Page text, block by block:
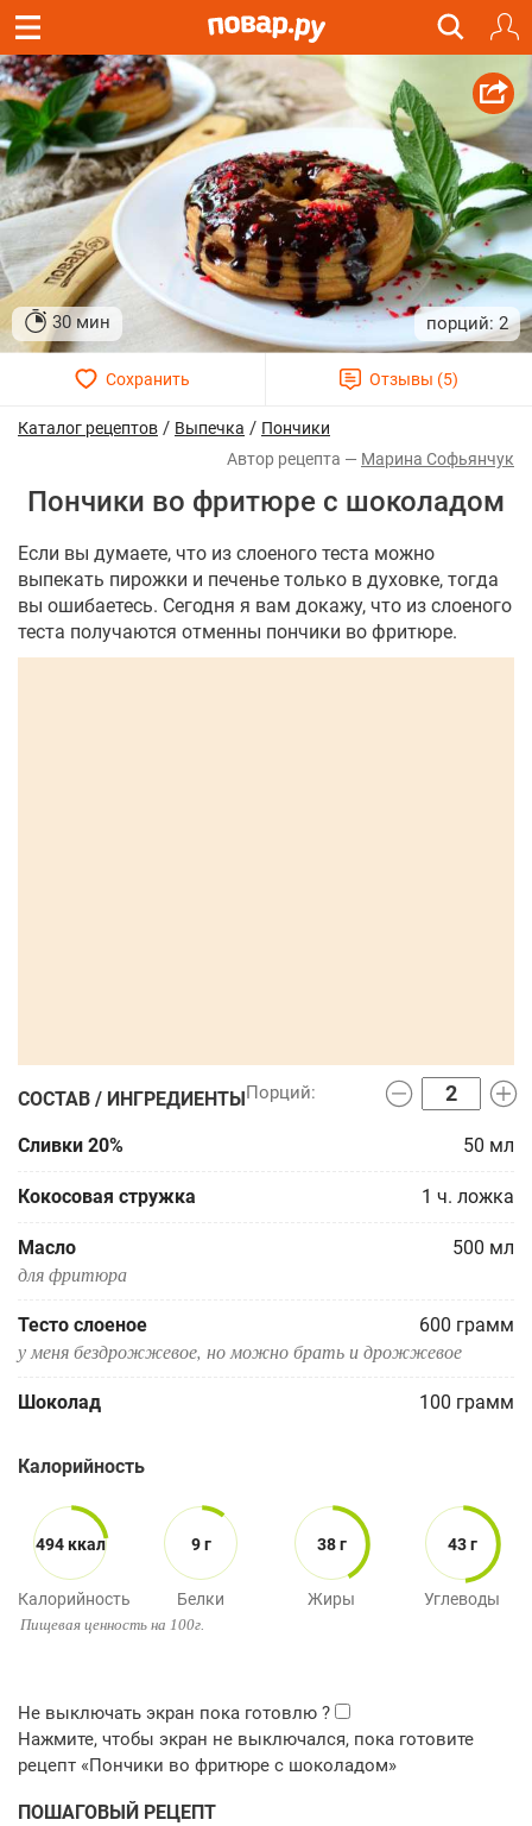
30 мин 2
Каталог рецептов / Выпечка / Пончики
Марина Софьянчук
Пончики во фритюре с шоколадом
Если вы думаете, что из слоеного теста можно
выпекать пирожки и печенье только в духовке, тогда
вы ошибаетесь. Сегодня я вам докажу, что из слоеного
теста получаются отменны пончики во фритюре.
СОСТАВ / ИНГРЕДИЕНТЫ
Сливки 20% 50 мл
Кокосовая стружка 1 ч. ложка
Масло 500 мл
для фритюра
Тесто слоеное 600 грамм
у меня бездрожжевое, но можно брать и дрожжевое
Шоколад 100 грамм
Калорийность
494 ккал
Калорийность
9 г
Белки
38 г
Жиры
43 г
Углеводы
Пищевая ценность на 100г.
ПОШАГОВЫЙ РЕЦЕПТ